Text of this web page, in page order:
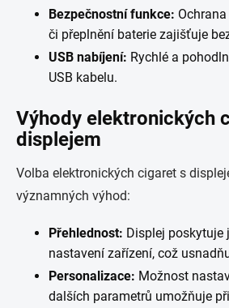
Bezpečnostní funkce:
či přeplnění baterie zajišťuje
USB nabíjení: Rychlé a
USB kabelu.
Výhody elektronických
displejem
Volba elektronických cigaret s
významných výhod:
Přehlednost: Displej poskytuje
nastavení zařízení, což
Personalizace: Možnost
dalších parametrů umožňuje